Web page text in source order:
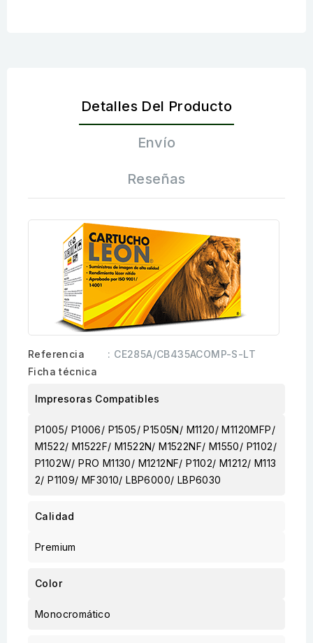
Detalles Del Producto
Envío
Reseñas
Referencia
: CE285A/CB435ACOMP-S-LT
Ficha técnica
Impresoras Compatibles
P1005/ P1006/ P1505/ P1505N/ M1120/ M1120MFP/
M1522/ M1522F/ M1522N/ M1522NF/ M1550/ P1102/
P1102W/ PRO M1130/ M1212NF/ P1102/ M1212/ M113
2/ P1109/ MF3010/ LBP6000/ LBP6030
Calidad
Premium
Color
Monocromático